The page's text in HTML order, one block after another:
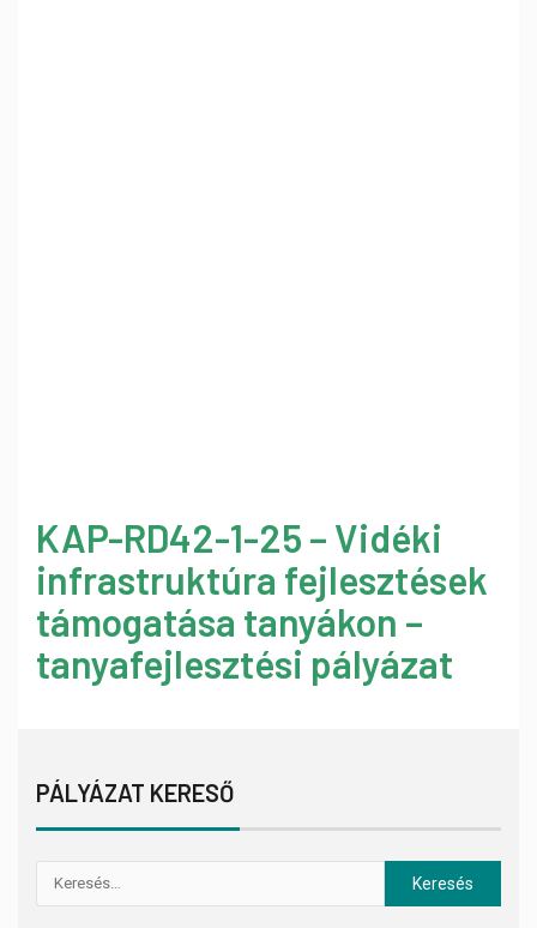
KAP-RD42-1-25 – Vidéki
infrastruktúra fejlesztések
támogatása tanyákon –
tanyafejlesztési pályázat
PÁLYÁZAT KERESŐ